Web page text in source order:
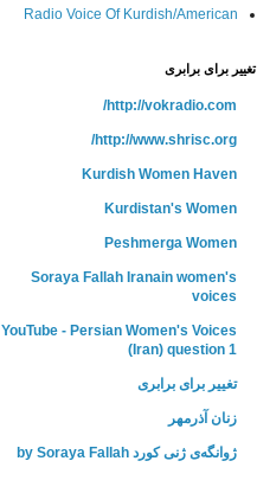
Radio Voice Of Kurdish/American
تغییر برای برابری
http://vokradio.com/
http://www.shrisc.org/
Kurdish Women Haven
Kurdistan's Women
Peshmerga Women
Soraya Fallah Iranain women's
voices
YouTube - Persian Women's Voices
(Iran) question 1
تغییر برای برابری
زنان آذرمهر
ژوانگه‌ی ژنی كورد by Soraya Fallah